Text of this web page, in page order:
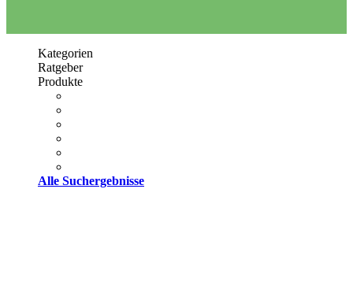
Kategorien
Ratgeber
Produkte
Alle Suchergebnisse